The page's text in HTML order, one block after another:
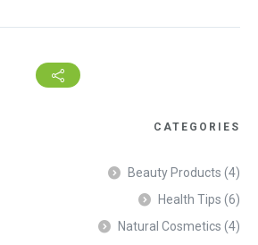
CATEGORIES
Beauty Products (4)
Health Tips (6)
Natural Cosmetics (4)